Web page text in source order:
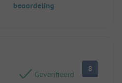
beoordeling
Geverifieerd
8